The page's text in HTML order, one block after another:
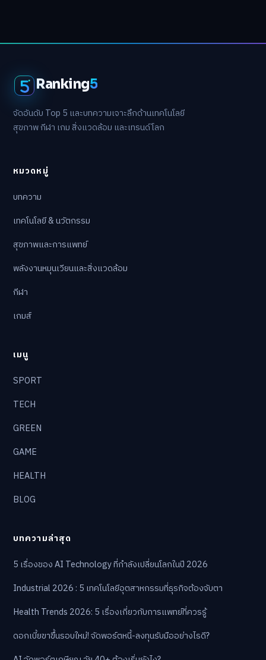
Ranking5
จัดอันดับ Top 5 และบทความเจาะลึกด้านเทคโนโลยี
สุขภาพ กีฬา เกม สิ่งแวดล้อม และเทรนด์โลก
หมวดหมู่
บทความ
เทคโนโลยี & นวัตกรรม
สุขภาพและการแพทย์
พลังงานหมุนเวียนและสิ่งแวดล้อม
กีฬา
เกมส์
เมนู
SPORT
TECH
GREEN
GAME
HEALTH
BLOG
บทความล่าสุด
5 เรื่องของ AI Technology ที่กำลังเปลี่ยนโลกในปี 2026
Industrial 2026 : 5 เทคโนโลยีอุตสาหกรรมที่ธุรกิจต้องจับตา
Health Trends 2026: 5 เรื่องเกี่ยวกับการแพทย์ที่ควรรู้
ดอกเบี้ยขาขึ้นรอบใหม่! จัดพอร์ตหนี้-ลงทุนรับมืออย่างไรดี?